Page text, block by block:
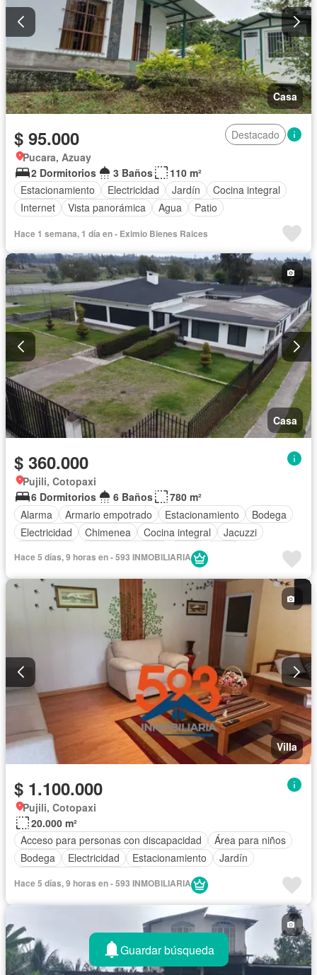
Casa
$ 95.000
Destacado
Pucara, Azuay
2 Dormitorios
3 Baños
110 m²
Estacionamiento
Electricidad Jardín
Cocina integral
Internet
Vista panorámica Agua Patio
Hace 1 semana, 1 día en - Eximio Bienes Raices
Casa
$ 360.000
Pujili, Cotopaxi
6 Dormitorios
6 Baños
780 m²
Alarma
Armario empotrado Estacionamiento
Bodega
Electricidad
Chimenea Cocina integral
Jacuzzi
Agua
Acceso para personas con discapacidad
Jardín
Parrilla
Gimnasio
Seguridad Sin amoblar
Hace 5 días, 9 horas en - 593 INMOBILIARIA
Villa
$ 1.100.000
Pujili, Cotopaxi
20.000 m²
Acceso para personas con discapacidad
Área para niños
Bodega
Electricidad Estacionamiento
Jardín
Hace 5 días, 9 horas en - 593 INMOBILIARIA
Guardar búsqueda